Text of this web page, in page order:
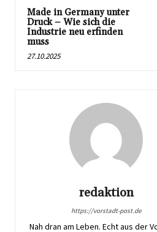
Made in Germany unter
Druck – Wie sich die
Industrie neu erfinden
muss
27.10.2025
redaktion
https://vorstadt-post.de
Nah dran am Leben. Echt aus der